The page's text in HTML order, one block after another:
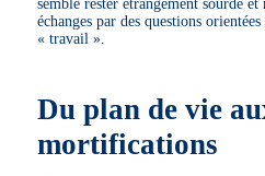
semble rester étrangement sourde et
échanges par des questions
« travail ».
Du plan de vie
mortifications